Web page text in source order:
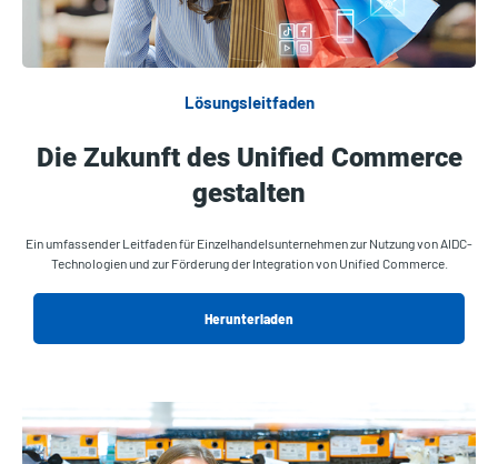
Lösungsleitfaden
Die Zukunft des Unified Commerce
gestalten
Ein umfassender Leitfaden für Einzelhandelsunternehmen zur Nutzung von AIDC-
Technologien und zur Förderung der Integration von Unified Commerce.
Herunterladen